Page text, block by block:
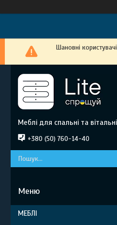
Шановні
Меблі для спальні та вітальні
+380 (50) 760-14-40
МЕБЛІ